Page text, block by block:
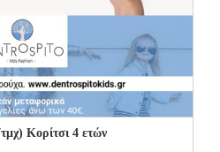
Κορίτσι 4 ετών